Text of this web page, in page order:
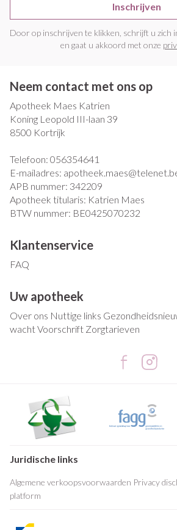
Inschrijven
Door op inschrijven te klikken, schrijft u zich
en gaat u akkoord met onze
Neem contact met ons op
Apotheek Maes Katrien
Koning Leopold III-laan 39
8500 Kortrijk
Telefoon: 056354641
E-mailadres: apotheek.maes@
APB nummer: 342209
Apotheek titularis: Katrien Maes
BTW nummer: BE0425070232
Klantenservice
FAQ
Uw apotheek
Over ons Nuttige links
wachtVoorschrift Zorgtarieven
Juridische links
Algemene verkoopsvoorwaarden Privacy
platform